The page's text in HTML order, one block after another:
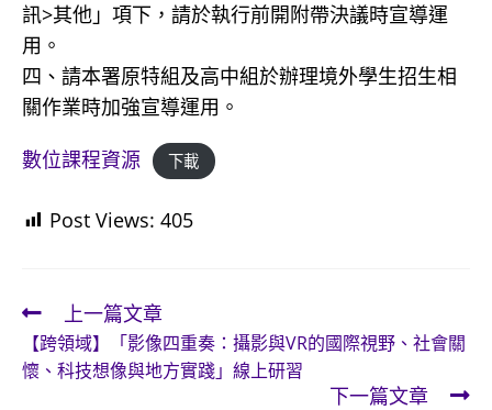
訊>其他」項下，請於執行前開附帶決議時宣導運
用。
四、請本署原特組及高中組於辦理境外學生招生相
關作業時加強宣導運用。
數位課程資源
下載
Post Views: 405
Read
more
articles
上一篇文章
【跨領域】「影像四重奏：攝影與VR的國際視野、社會關
懷、科技想像與地方實踐」線上研習
下一篇文章